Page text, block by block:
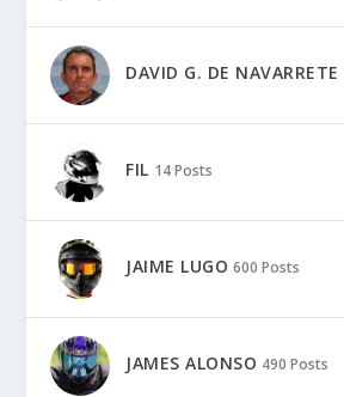
DAVID G. DE NAVARRETE
FIL 14 Posts
JAIME LUGO 600 Posts
JAMES ALONSO 490 Posts